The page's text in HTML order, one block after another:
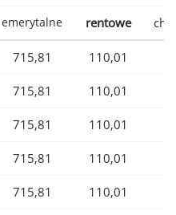
emerytalne rentowe
715,81 110,01
715,81 110,01
715,81 110,01
715,81 110,01
715,81 110,01